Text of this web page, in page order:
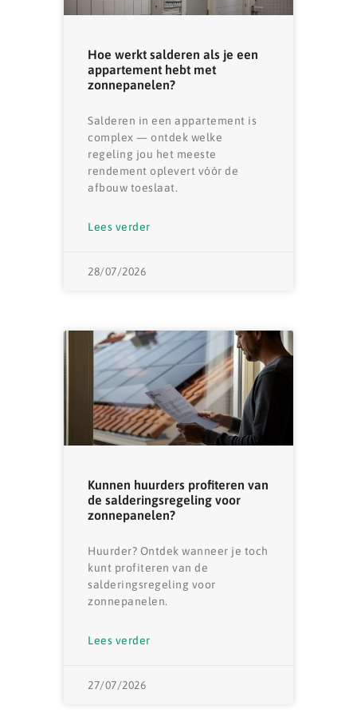
Hoe werkt salderen als je een
appartement hebt met
zonnepanelen?
Salderen in een appartement is
complex — ontdek welke
regeling jou het meeste
rendement oplevert vóór de
afbouw toeslaat.
Lees verder
28/07/2026
Kunnen huurders profiteren van
de salderingsregeling voor
zonnepanelen?
Huurder? Ontdek wanneer je toch
kunt profiteren van de
salderingsregeling voor
zonnepanelen.
Lees verder
27/07/2026